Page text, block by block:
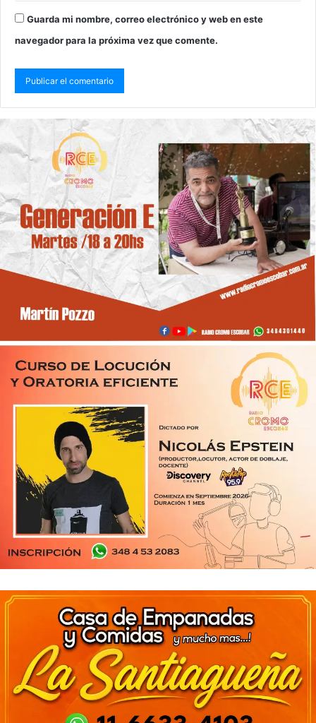
Guarda mi nombre, correo electrónico y web en este
navegador para la próxima vez que comente.